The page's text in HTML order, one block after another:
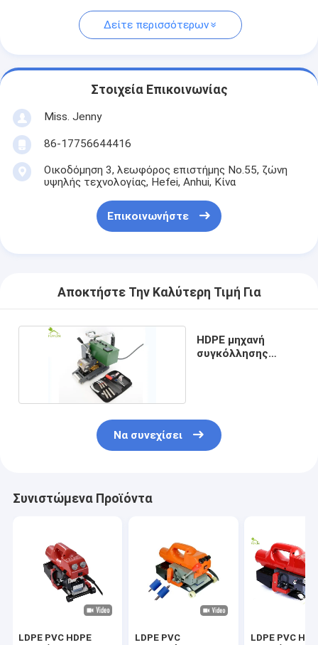
Δείτε περισσότερων
Στοιχεία Επικοινωνίας
Miss. Jenny
86-17756644416
Οικοδόμηση 3, λεωφόρος επιστήμης No.55, ζώνη
υψηλής τεχνολογίας, Hefei, Anhui, Κίνα
Επικοινωνήστε
Αποκτήστε Την Καλύτερη Τιμή Για
HDPE μηχανή
συγκόλλησης
Να συνεχίσει
Συνιστώμενα Προϊόντα
LDPE PVC HDPE
LDPE PVC
LDPE PVC